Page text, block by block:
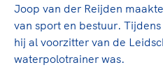
Sportonderzoek
Sportakkoord II
Diversiteit en inclusie
Gezonde sportomgeving
Duurzaamheid
Kennisaanbod TeamNL
TeamNL Sport Science
Joop van der Reijden
van sport en bestuur.
hij al voorzitter van de
waterpolotrainer was.